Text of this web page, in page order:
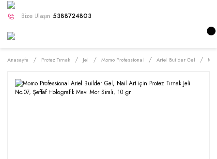
Bize Ulaşın 5388724803
Anasayfa Protez Tırnak Jel Momo Professional Ariel Builder Gel